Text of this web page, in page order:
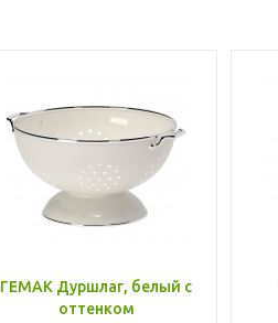
ГЕМАК Дуршлаг, белый с
оттенком